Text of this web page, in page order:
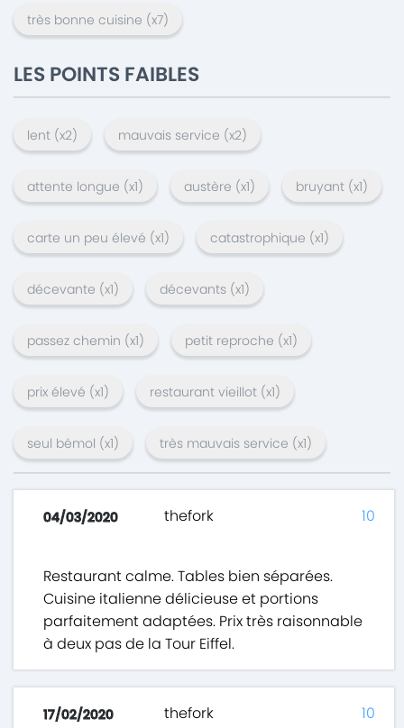
très bonne cuisine (x7)
LES POINTS FAIBLES
lent (x2) mauvais service (x2)
attente longue (x1) austère (x1) bruyant (x1)
carte un peu élevé (x1) catastrophique (x1)
décevante (x1) décevants (x1)
passez chemin (x1) petit reproche (x1)
prix élevé (x1) restaurant vieillot (x1)
seul bémol (x1) très mauvais service (x1)
04/03/2020 thefork
Restaurant calme. Tables bien séparées.
Cuisine italienne délicieuse et portions
parfaitement adaptées. Prix très raisonnable
à deux pas de la Tour Eiffel.
10
17/02/2020 thefork 10